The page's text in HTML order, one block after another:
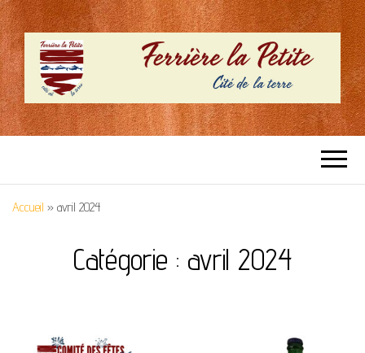
SITE OFFICIEL –
FERRIERE LA
PETITE
Cité de la terre
Accueil » avril 2024
Catégorie : avril 2024